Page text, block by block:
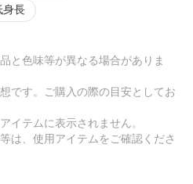
身長
と色味等が異なる場合がありま
です。ご購入の際の目安としてお
イテムに表示されません。
は、使用アイテムをご確認くださ